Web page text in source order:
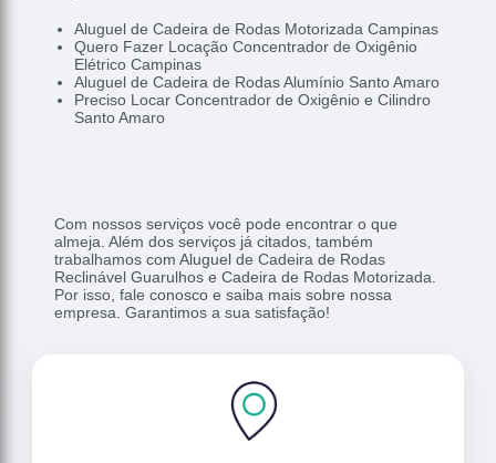
Aluguel de Cadeira de Rodas Motorizada Campinas
Quero Fazer Locação Concentrador de Oxigênio
Elétrico Campinas
Aluguel de Cadeira de Rodas Alumínio Santo Amaro
Preciso Locar Concentrador de Oxigênio e Cilindro
Santo Amaro
Com nossos serviços você pode encontrar o que
almeja. Além dos serviços já citados, também
trabalhamos com Aluguel de Cadeira de Rodas
Reclinável Guarulhos e Cadeira de Rodas Motorizada.
Por isso, fale conosco e saiba mais sobre nossa
empresa. Garantimos a sua satisfação!